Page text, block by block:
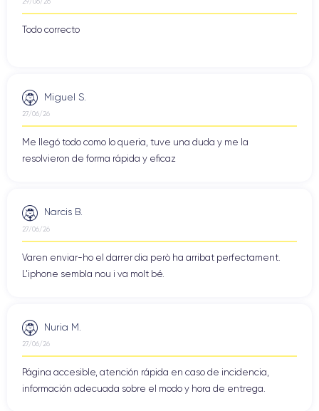
Todo correcto
Miguel S.
27/06/26
Me llegó todo como lo queria, tuve una duda y me la
resolvieron de forma rápida y eficaz
Narcis B.
27/06/26
Varen enviar-ho el darrer dia però ha arribat perfectament.
L'iphone sembla nou i va molt bé.
Nuria M.
27/06/26
Página accesible, atención rápida en caso de incidencia,
información adecuada sobre el modo y hora de entrega.